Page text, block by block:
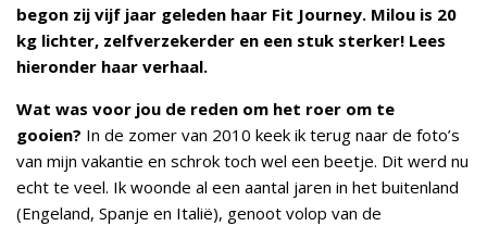
begon zij vijf jaar geleden haar Fit Journey. Milou is 20
kg lichter, zelfverzekerder en een stuk sterker! Lees
hieronder haar verhaal.
Wat was voor jou de reden om het roer om te
gooien? In de zomer van 2010 keek ik terug naar de foto’s
van mijn vakantie en schrok toch wel een beetje. Dit werd nu
echt te veel. Ik woonde al een aantal jaren in het buitenland
(Engeland, Spanje en Italië), genoot volop van de